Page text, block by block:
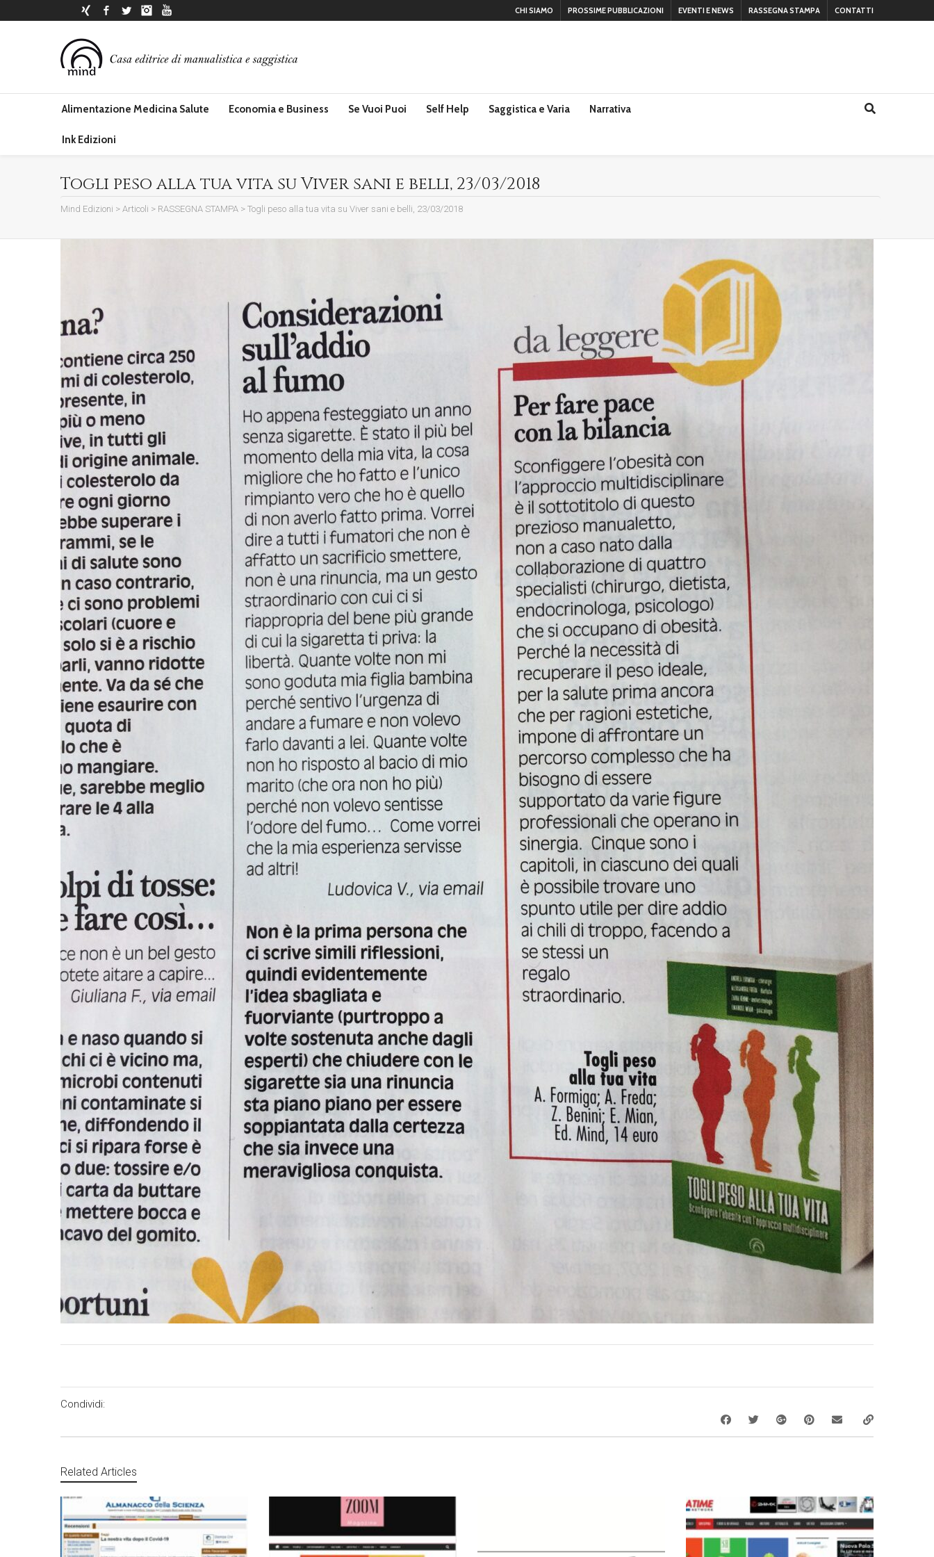
Xing Facebook
Twitter Instagram CHI SIAMO PROSSIME PUBBLICAZIONI EVENTI E NEWS RASSEGNA STAMPA CONTATTI
Alimentazione Medicina Salute Economia e Business Se Vuoi Puoi Self Help Saggistica e Varia Narrativa
Ink Edizioni
Togli peso alla tua vita su Viver sani e belli, 23/03/2018
Mind Edizioni > Articoli > RASSEGNA STAMPA > Togli peso alla tua vita su Viver sani e belli, 23/03/2018
Condividi:
Related Articles